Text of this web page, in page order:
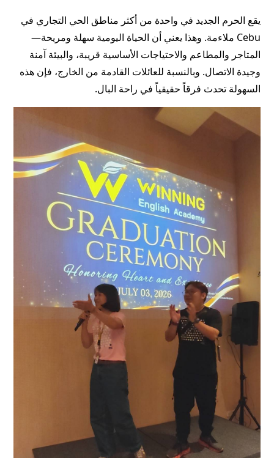
يقع الحرم الجديد في واحدة من أكثر مناطق الحي التجاري في
Cebu ملاءمة. وهذا يعني أن الحياة اليومية سهلة ومريحة—
المتاجر والمطاعم والاحتياجات الأساسية قريبة، والبيئة آمنة
وجيدة الاتصال. وبالنسبة للعائلات القادمة من الخارج، فإن هذه
السهولة تحدث فرقاً حقيقياً في راحة البال.